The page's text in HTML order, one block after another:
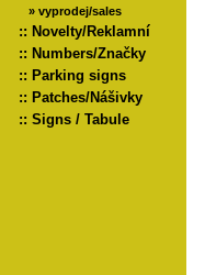
» vyprodej/sales
:: Novelty/Reklamní
:: Numbers/Značky
:: Parking signs
:: Patches/Nášivky
:: Signs / Tabule